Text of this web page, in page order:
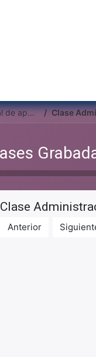
Clases Grabadas Anteriores (Material de apoyo para alumnos) Clase
Clase
Anterior